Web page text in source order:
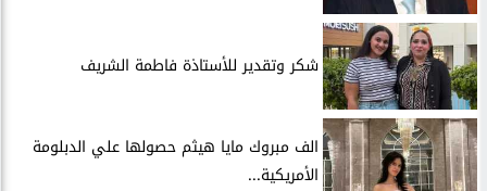
شكر وتقدير للأستاذة فاطمة الشريف
الف مبروك مايا هيثم حصولها علي الدبلومة
الأمريكية...